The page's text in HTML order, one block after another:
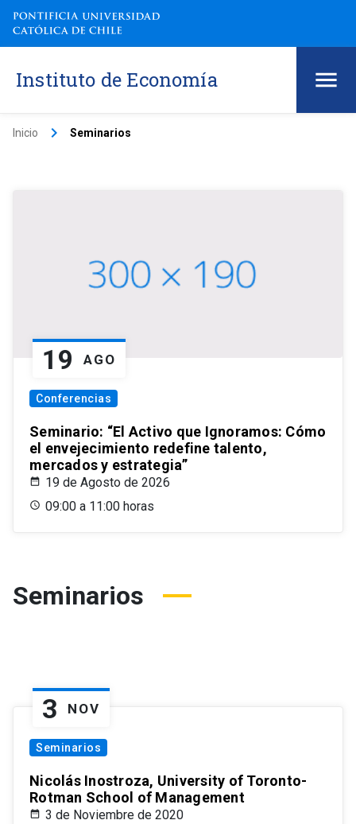
Instituto de Economía
Inicio keyboard_arrow_right Seminarios
19 AGO
Conferencias
Seminario: “El Activo que Ignoramos: Cómo
el envejecimiento redefine talento,
mercados y estrategia”
19 de Agosto de 2026
09:00 a 11:00 horas
Seminarios
3 NOV
Seminarios
Nicolás Inostroza, University of Toronto-
Rotman School of Management
3 de Noviembre de 2020